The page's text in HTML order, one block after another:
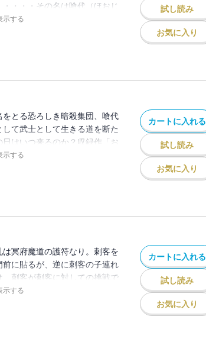
・・・その名は喰代（ほおじ
「乳房（ちち）あらため」ほ
示する
試し読み
お気に入り
とる恐ろしき暗殺集団、喰代
して武士として生きる道を断た
はいつ来るのか？収録作「お
羽刺組異聞」「御七里さん」
示する
カートに入れる
試し読み
お気に入り
冥府魔道の護符なり。刺客を
に貼るが、逆に刺客の子連れ
刺客が刺客に対しての挑戦で
！？収録作「筑紫路」ほか
示する
カートに入れる
試し読み
お気に入り